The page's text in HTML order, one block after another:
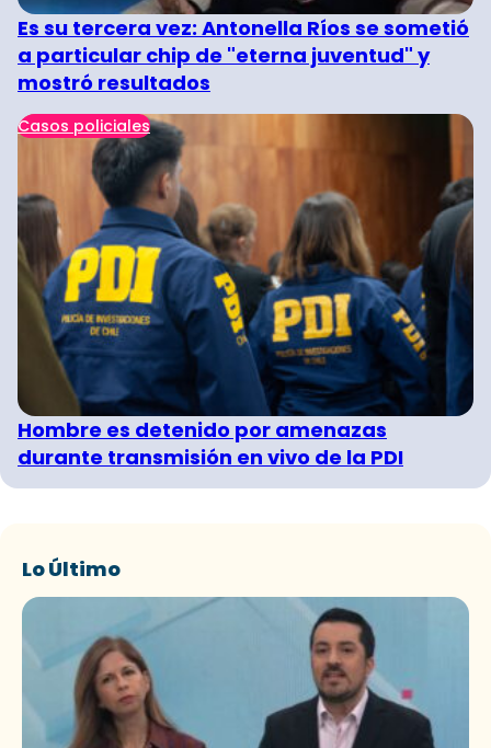
Es su tercera vez: Antonella Ríos se sometió
a particular chip de "eterna juventud" y
mostró resultados
Casos policiales
Hombre es detenido por amenazas
durante transmisión en vivo de la PDI
Lo Último